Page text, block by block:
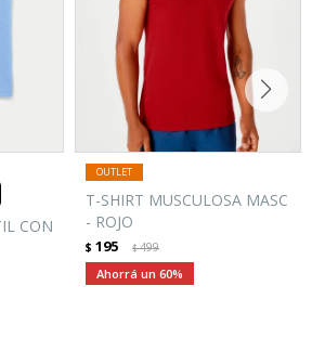
CON
T-SHIRT MUSCULOSA MASC
- ROJO
$ 195 $499
60